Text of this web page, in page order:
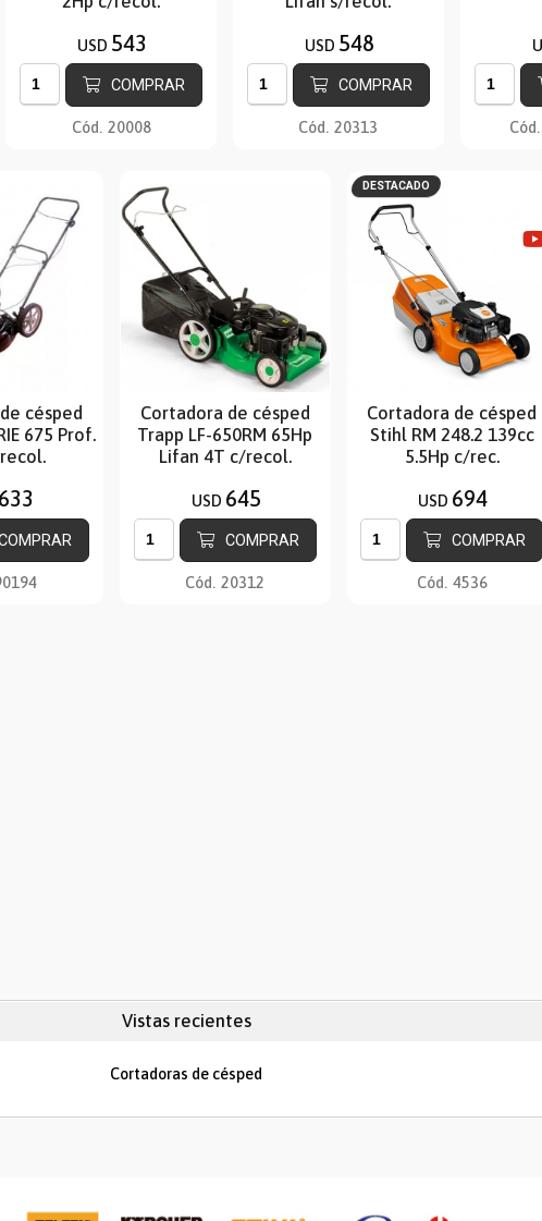
USD 543
COMPRAR
Cód. 20008
USD 548
COMPRAR
Cód. 20313 Cód.
césped
675 Prof.
633
Cortadora de césped
Trapp LF-650RM 65Hp
Lifan 4T c/recol.
USD 645
COMPRAR
Cód. 20312
DESTACADO
Cortadora de césped
Stihl RM 248.2 139cc
5.5Hp c/rec.
USD 694
COMPRAR
Cód. 4536
Vistas recientes
Cortadoras de césped